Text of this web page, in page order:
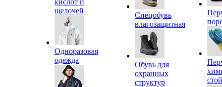
кислот и
щелочей
Одноразовая
одежда
Спецобувь
влагозащитная
Обувь для
охранных
структур